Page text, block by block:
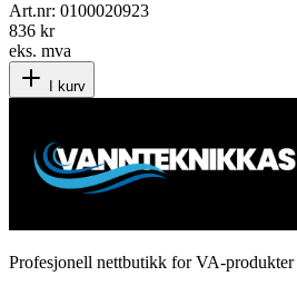
Art.nr: 0100020923
836 kr
eks. mva
I kurv
Profesjonell nettbutikk for VA-produkter